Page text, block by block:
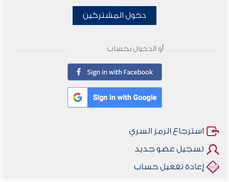
دخول المشتركين
أو الدخول بحساب
استرجاع الرمز السري
تسجيل عضو جديد
إعادة تفعيل حساب